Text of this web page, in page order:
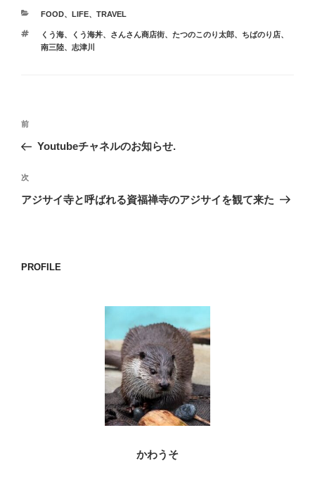
カ
ゴ
リ
FOOD、 LIFE、 TRAVEL
タ
グ
くう海、 くう海丼、 さんさん商店街、 たつのこのり太郎、 ちばのり店、
南三陸、 志津川
投
ナ
ビ
ゲ
ン
前
の
稿
前
Youtubeチャネルのお知らせ.
次
の
次
アジサイ寺と呼ばれる資福禅寺のアジサイを観て来た
PROFILE
かわうそ